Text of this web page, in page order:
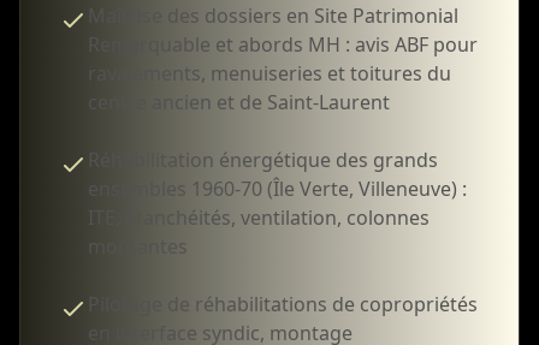
Maîtrise des dossiers en Site Patrimonial
Remarquable et abords MH : avis ABF pour
ravalements, menuiseries et toitures du
centre ancien et de Saint-Laurent
Réhabilitation énergétique des grands
ensembles 1960-70 (Île Verte, Villeneuve) :
ITE, étanchéités, ventilation, colonnes
montantes
Pilotage de réhabilitations de copropriétés
en interface syndic, montage